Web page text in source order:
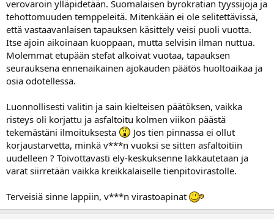
verovaroin ylläpidetään. Suomalaisen byrokratian tyyssijoja ja
tehottomuuden temppeleitä. Mitenkään ei ole selitettävissä,
että vastaavanlaisen tapauksen käsittely veisi puoli vuotta.
Itse ajoin aikoinaan kuoppaan, mutta selvisin ilman nuttua.
Molemmat etupään stefat alkoivat vuotaa, tapauksen
seurauksena ennenaikainen ajokauden päätös huoltoaikaa ja
osia odotellessa.
Luonnollisesti valitin ja sain kielteisen päätöksen, vaikka
risteys oli korjattu ja asfaltoitu kolmen viikon päästä
tekemästäni ilmoituksesta
Jos tien pinnassa ei ollut
korjaustarvetta, minkä v***n vuoksi se sitten asfaltoitiin
uudelleen ? Toivottavasti ely-keskuksenne lakkautetaan ja
varat siirretään vaikka kreikkalaiselle tienpitovirastolle.
Terveisiä sinne lappiin, v***n virastoapinat